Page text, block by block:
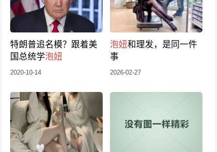
特朗普追名模？跟着美
国总统学泡妞
2020-10-14
泡妞和理发，是同一件
事
2026-02-27